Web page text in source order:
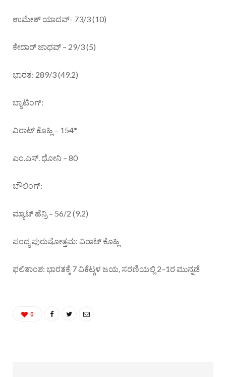
ಉಮೇಶ್ ಯಾದವ್- 73/3 (10)
ಕೇದಾರ್ ಜಾಧವ್ – 29/3 (5)
ಭಾರತ: 289/3 (49.2)
ಬ್ಯಾಟಿಂಗ್:
ವಿರಾಟ್ ಕೊಹ್ಲಿ – 154*
ಎಂ.ಎಸ್. ಧೋನಿ – 80
ಬೌಲಿಂಗ್:
ಮ್ಯಾಟ್ ಹೆನ್ರಿ – 56/2 (9.2)
ಪಂದ್ಯ ಪುರುಷೋತ್ತಮ: ವಿರಾಟ್ ಕೊಹ್ಲಿ
ಫಲಿತಾಂಶ: ಭಾರತಕ್ಕೆ 7 ವಿಕೆಟ್ಗಳ ಜಯ, ಸರಣಿಯಲ್ಲಿ 2–1ರ ಮುನ್ನಡೆ
0